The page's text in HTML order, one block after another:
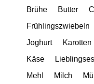
Brühe
Butter
Frühlingszwiebeln
Joghurt
Karotten
Käse
Mehl
Milch